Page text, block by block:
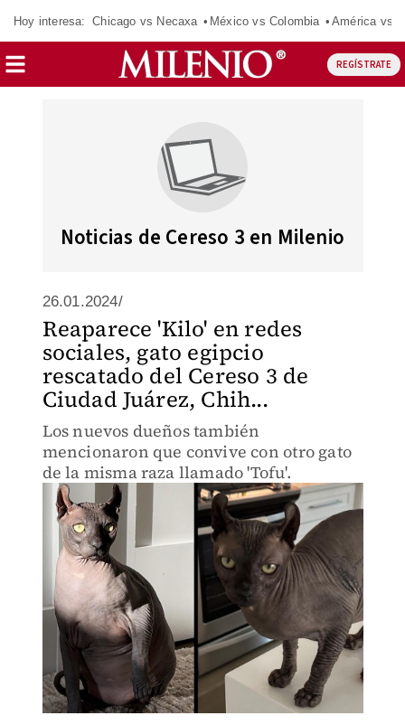
Hoy interesa: Chicago vs Necaxa México vs Colombia América vs
REGÍSTRATE
Noticias de Cereso 3 en Milenio
26.01.2024/
Reaparece 'Kilo' en redes
sociales, gato egipcio
rescatado del Cereso 3 de
Ciudad Juárez, Chih...
Los nuevos dueños también
mencionaron que convive con otro gato
de la misma raza llamado 'Tofu'.